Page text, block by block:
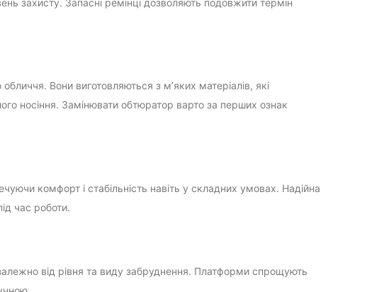
захисту. Запасні ремінці дозволяють подовжити термін
Вони виготовляються з м’яких матеріалів, які
носіння. Замінювати обтюратор варто за перших ознак
комфорт і стабільність навіть у складних умовах. Надійна
час роботи.
від рівня та виду забруднення. Платформи спрощують